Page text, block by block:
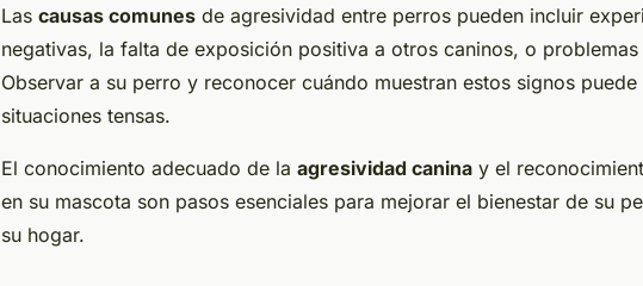
Las causas comunes de agresividad entre perros pueden incluir
negativas, la falta de exposición positiva a otros caninos, o
Observar a su perro y reconocer cuándo muestran estos signos
situaciones tensas.
El conocimiento adecuado de la agresividad canina y el
en su mascota son pasos esenciales para mejorar el bienestar de su
su hogar.